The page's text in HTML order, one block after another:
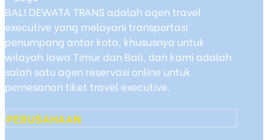
BALI DEWATA TRANS adalah agen travel
executive yang melayani transportasi
penumpang antar kota, khususnya untuk
wilayah Jawa Timur dan Bali, dan kami adalah
salah satu agen reservasi online untuk
pemesanan tiket travel executive.
PERUSAHAAN